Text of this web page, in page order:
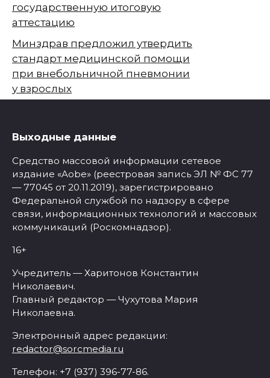
государственную итоговую
аттестацию
Минздрав предложил утвердить
стандарт медицинской помощи
при внебольничной пневмонии
у взрослых
Выходные данные
Средство массовой информации сетевое
издание «Aobe» (реестровая запись ЭЛ № ФС 77
— 77045 от 20.11.2019), зарегистрировано
Федеральной службой по надзору в сфере
связи, информационных технологий и массовых
коммуникаций (Роскомнадзор).
16+
Учредитель — Харитонов Константин
Николаевич.
Главный редактор — Чухутова Мария
Николаевна.
Электронный адрес редакции:
redactor@sorcmedia.ru
Телефон: +7 (937) 396-77-86.